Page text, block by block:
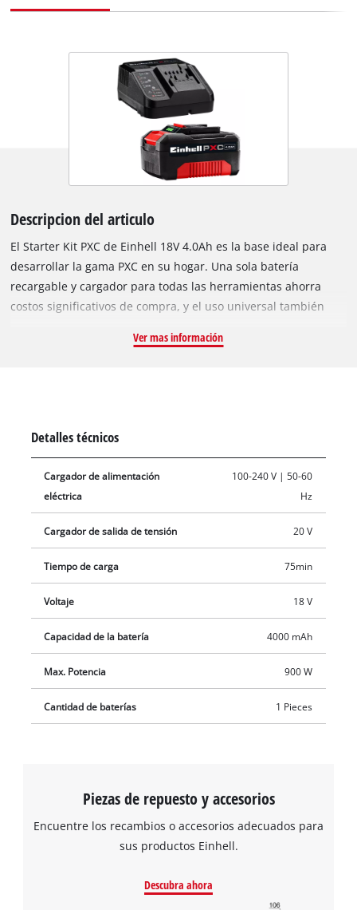
¡Necesitamos su consentimiento para
Descripcion del articulo
El Starter Kit PXC de Einhell 18V 4.0Ah es la base ideal para
desarrollar la gama PXC en su hogar. Una sola batería
recargable y cargador para todas las herramientas ahorra
costos significativos de compra, y el uso universal también
mismo tiempo. El sistema de gestión de batería activo
cargador de batería de alta velocidad hace que los tiempos de
posible gracias a la gestión inteligente de la carga. Hay un
exhaustivamente.
Ver mas información
Detalles técnicos
Cargador de alimentación
eléctrica
100-240 V | 50-60
Hz
Cargador de salida de tensión 20 V
Tiempo de carga 75min
Voltaje 18 V
Capacidad de la batería 4000 mAh
Max. Potencia 900 W
Cantidad de baterías 1 Pieces
Piezas de repuesto y accesorios
Encuentre los recambios o accesorios adecuados para
sus productos Einhell.
Descubra ahora